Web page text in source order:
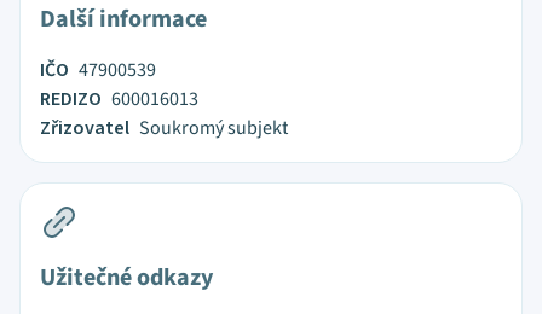
Další informace
IČO 47900539
REDIZO 600016013
Zřizovatel Soukromý subjekt
Užitečné odkazy